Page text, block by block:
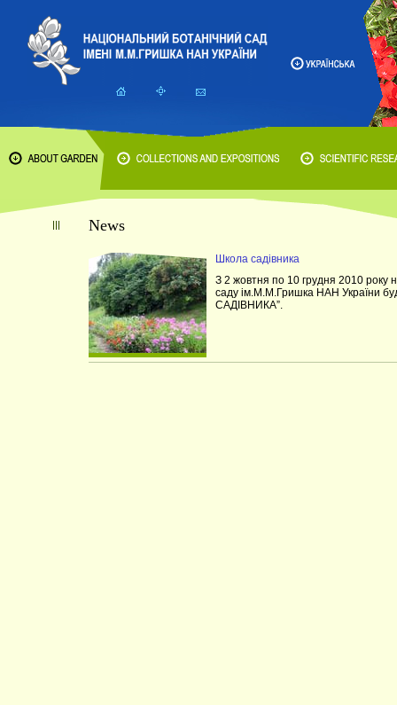
News
Школа садівника
З 2 жовтня по 10 грудня 2010 року
саду ім.М.М.Гришка НАН України
САДІВНИКА”.